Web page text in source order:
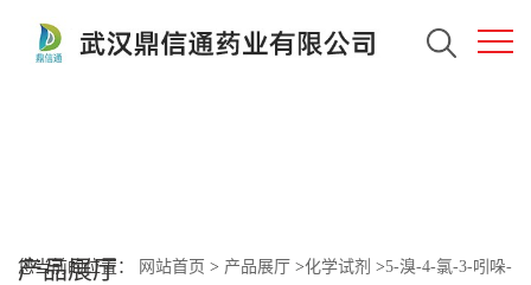
产品展厅
您当前的位置： 网站首页 > 产品展厅 >化学试剂 >5-溴-4-氯-3-吲哚-